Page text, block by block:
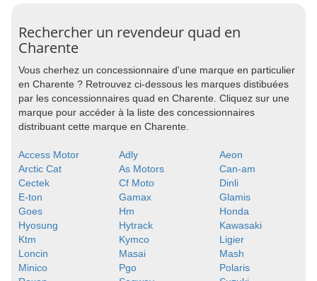
Rechercher un revendeur quad en
Charente
Vous cherhez un concessionnaire d'une marque en particulier
en Charente ? Retrouvez ci-dessous les marques distibuées
par les concessionnaires quad en Charente. Cliquez sur une
marque pour accéder à la liste des concessionnaires
distribuant cette marque en Charente.
Access Motor Adly
Aeon
Arctic Cat
As Motors
Can-am
Cectek
Cf Moto
Dinli
E-ton
Gamax
Glamis
Goes
Hm
Honda
Hyosung
Hytrack
Kawasaki
Ktm
Kymco
Ligier
Loncin
Masai
Mash
Minico
Pgo
Polaris